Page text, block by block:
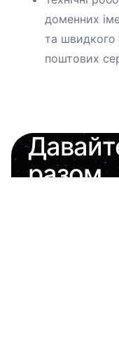
доменних
та швидкого
поштових
разом